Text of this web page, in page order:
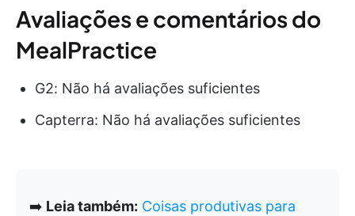
Avaliações e comentários do
MealPractice
G2: Não há avaliações suficientes
Capterra: Não há avaliações suficientes
➡️ Leia também: Coisas produtivas para